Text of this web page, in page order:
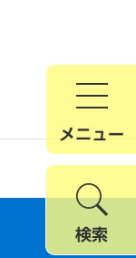
メニュー
検索